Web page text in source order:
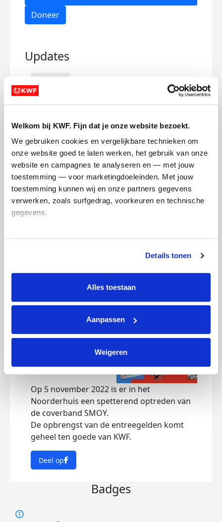
Welkom bij KWF. Fijn dat je onze website bezoekt.
We gebruiken cookies en vergelijkbare technieken om
onze website goed te laten werken, het gebruik van onze
website en campagnes te analyseren en — met jouw
toestemming — voor marketingdoeleinden. Met jouw
toestemming kunnen wij en onze partners gegevens
verwerken, zoals surfgedrag, voorkeuren en technische
gegevens.
tonen. Je kunt je toestemming op elk moment wijzigen of
intrekken via Cookie instellingen onderaan de pagina. De
lijst met cookies is te vinden in het tabblad “details”.
Details tonen
Alles toestaan
Aanpassen
Weigeren
Doneer
Updates
Smoy in het Noorderhuis
donderdag 6 oktober 2022
Op 5 november 2022 is er in het
Noorderhuis een spetterend optreden van
de coverband SMOY.
De opbrengst van de entreegelden komt
geheel ten goede van KWF.
Deel op
Badges